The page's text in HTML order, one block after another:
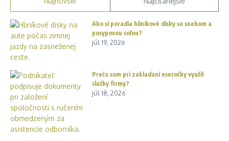
Ako si poradia hliníkové disky so snehom a
posypovou soľou?
júl 19, 2026
Prečo som pri zakladaní eseročky využil
služby firmy?
júl 18, 2026